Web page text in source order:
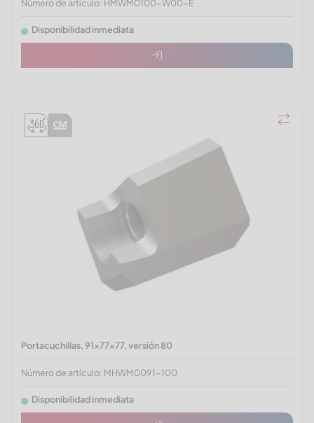
Número de artículo: HMWM0100-W00-E
Disponibilidad inmediata
Portacuchillas, 91x77x77, versión 80
Número de artículo: MHWM0091-100
Disponibilidad inmediata